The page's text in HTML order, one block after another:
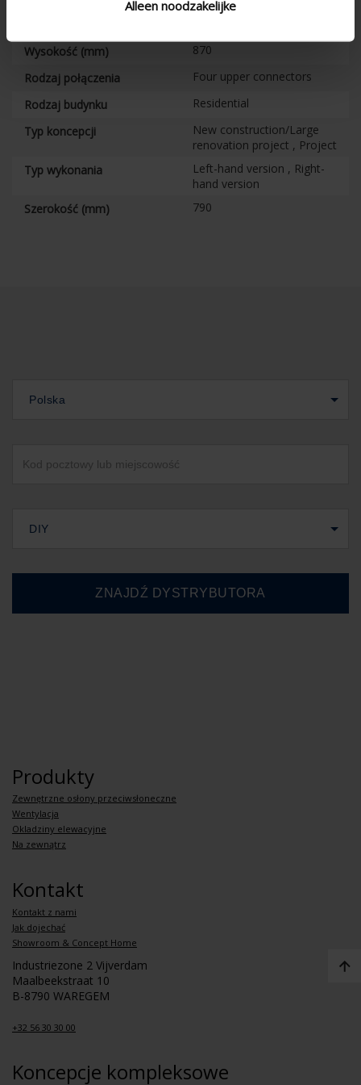
Alleen noodzakelijke
Wysokość (mm)
870
Rodzaj połączenia
Four upper connectors
Rodzaj budynku
Residential
Typ koncepcji
New construction/Large
renovation project , Project
Typ wykonania
Left-hand version , Right-
hand version
Szerokość (mm)
790
Polska
DIY
Produkty
Zewnętrzne osłony przeciwsłoneczne
Wentylacja
Okladziny elewacyjne
Na zewnątrz
Kontakt
Kontakt z nami
Jak dojechać
Showroom & Concept Home
Industriezone 2 Vijverdam
Maalbeekstraat 10
B-8790 WAREGEM
+32 56 30 30 00
Koncepcje kompleksowe